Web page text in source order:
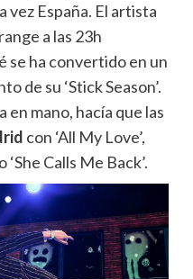
vez España. El artista
a las 23h
se ha convertido en un
de su ‘Stick Season’.
mano, hacía que las
con ‘All My Love’,
Calls Me Back’.